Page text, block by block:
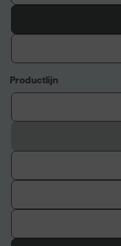
Productlijn